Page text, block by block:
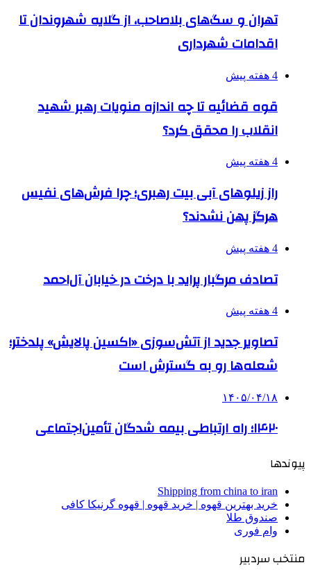
تهران و سگ‌های بلاصاحب، از گلایه شهروندان تا
اقدامات شهرداری
4 هفته پیش
قوه قضائیه تا چه اندازه منویات رهبر شهید
انقلاب را محقق کرد؟
4 هفته پیش
راز زیلوهای آبی بیت رهبری؛ چرا فرش‌های نفیس
هرگز پهن نشدند؟
4 هفته پیش
تصادف مرگبار پراید با درخت در خیابان آل‌احمد
4 هفته پیش
تصاویر جدید از آتش‌سوزی «اکسین پالایش» پلدختر؛
شعله‌ها رو به گسترش است
۱۴۰۵/۰۴/۱۸
۱۴۲۰؛ راه ارتباطی بیمه شدگان تأمین‌اجتماعی
پیوندها
Shipping from china to iran
خرید بهترین قهوه | خرید قهوه | قهوه گرنیکا کافی
صندوق طلا
وام فوری
منتخب سردبیر